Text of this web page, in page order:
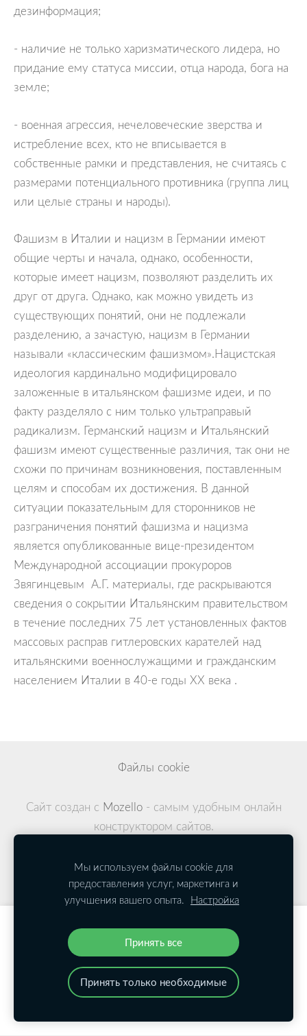
дезинформация;
- наличие не только харизматического лидера, но
придание ему статуса миссии, отца народа, бога на
земле;
- военная агрессия, нечеловеческие зверства и
истребление всех, кто не вписывается в
собственные рамки и представления, не считаясь с
размерами потенциального противника (группа лиц
или целые страны и народы).
Фашизм в Италии и нацизм в Германии имеют
общие черты и начала, однако, особенности,
которые имеет нацизм, позволяют разделить их
друг от друга. Однако, как можно увидеть из
существующих понятий, они не подлежали
разделению, а зачастую, нацизм в Германии
называли «классическим фашизмом».Нацистская
идеология кардинально модифицировало
заложенные в итальянском фашизме идеи, и по
факту разделяло с ним только ультраправый
радикализм. Германский нацизм и Итальянский
фашизм имеют существенные различия, так они не
схожи по причинам возникновения, поставленным
целям и способам их достижения. В данной
ситуации показательным для сторонников не
разграничения понятий фашизма и нацизма
является опубликованные вице-президентом
Международной ассоциации прокуроров
Звягинцевым А.Г. материалы, где раскрываются
сведения о сокрытии Итальянским правительством
в течение последних 75 лет установленных фактов
массовых расправ гитлеровских карателей над
итальянскими военнослужащими и гражданским
населением Италии в 40-е годы XX века .
Файлы cookie
Сайт создан с Mozello- самым удобным онлайн
конструктором сайтов.
Создайте свой веб-сайт или интернет-
магазин с Mozello.
Подробнее
Мы используем файлы cookie для
предоставления услуг, маркетинга и
улучшения вашего опыта. Настройка
Принять все
Принять только необходимые